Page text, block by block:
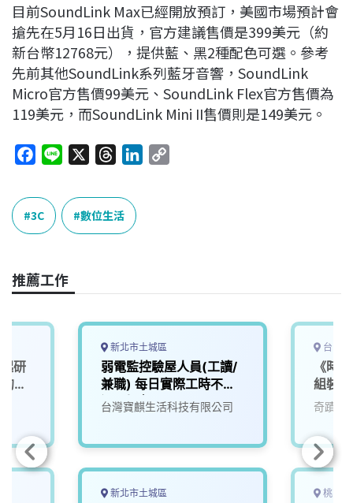
目前SoundLink Max已經開放預訂，美國市場預計會
搶先在5月16日出貨，官方建議售價是399美元（約
新台幣12768元），提供藍、黑2種配色可選。參考
先前其他SoundLink系列藍牙音響，SoundLink
Micro官方售價99美元、SoundLink Flex官方售價為
119美元，而SoundLink Mini II售價則是149美元。
c
e
b
o
k
e
r
e
a
n
k
3C 數位生活
推薦工作
研
未
新北市土城區
弱電監控驗屋人員(工讀/
兼職) 每日實際工時不超
過6小時
台灣寶麒生活科技有限公司
新北市土城區
台中
《時
組裝
奇蹟生
桃園